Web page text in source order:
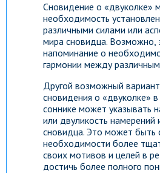
Сновидение о «двуколке»
необходимость
различными силами или
мира сновидца. Возможно,
напоминание о
гармонии между
Другой возможный
сновидения о «двуколке»
соннике может указывать
или двуликость намерений
сновидца. Это может быть
необходимости более
своих мотивов и целей в
достичь более полного